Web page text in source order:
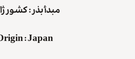
مبدأ بذر : کشور
:Japan